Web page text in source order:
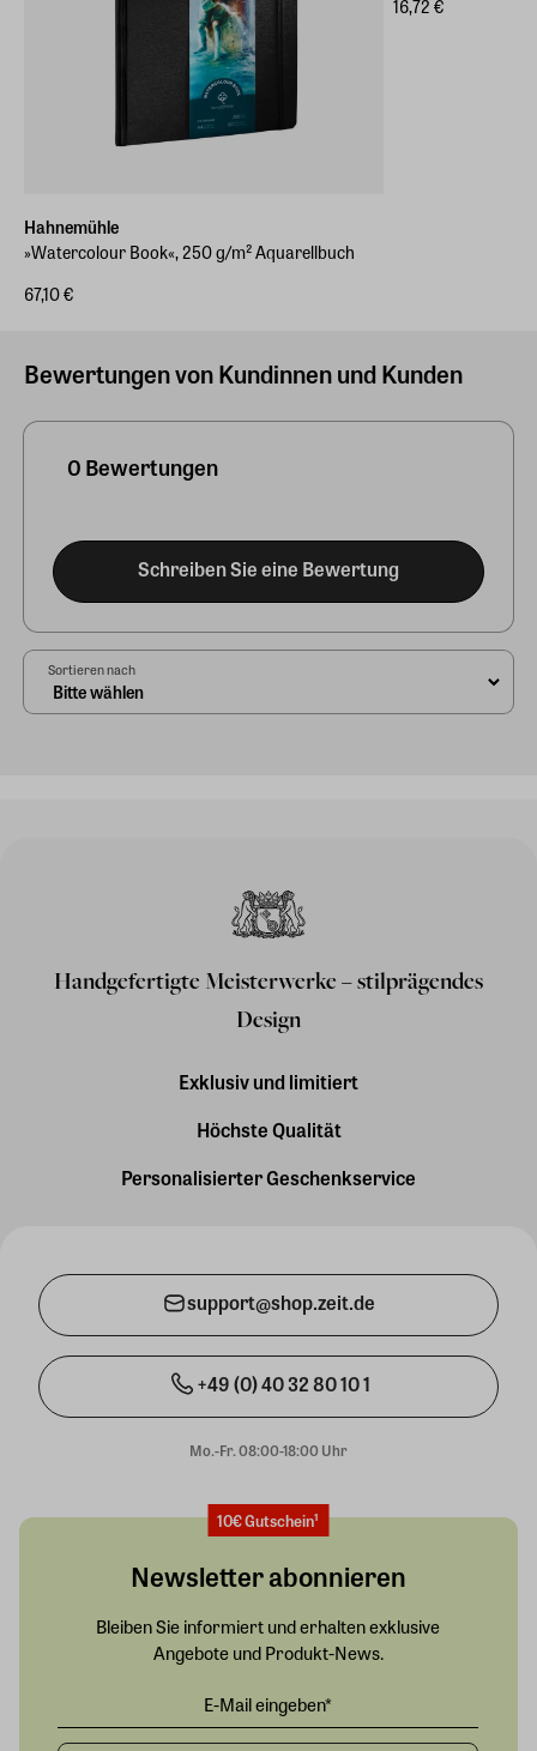
Hahnemühle
»Watercolour Book«, 250 g/m² Aquarellbuch
67,10 €
16,72 €
Bewertungen von Kundinnen und Kunden
0 Bewertungen
Schreiben Sie eine Bewertung
Sortieren nach
Handgefertigte Meisterwerke – stilprägendes
Design
Exklusiv und limitiert
Höchste Qualität
Personalisierter Geschenkservice
support@shop.zeit.de
+49 (0) 40 32 80 10 1
Mo.-Fr. 08:00-18:00 Uhr
10€ Gutschein¹
Newsletter abonnieren
Bleiben Sie informiert und erhalten exklusive
Angebote und Produkt-News.